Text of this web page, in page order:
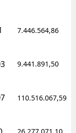
7.446.564,86
9.441.891,50
110.516.067,59
26.277.071,10